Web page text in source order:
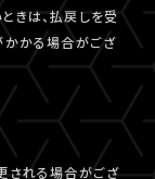
きは、払戻しを受
かかる場合がござ
される場合がござ